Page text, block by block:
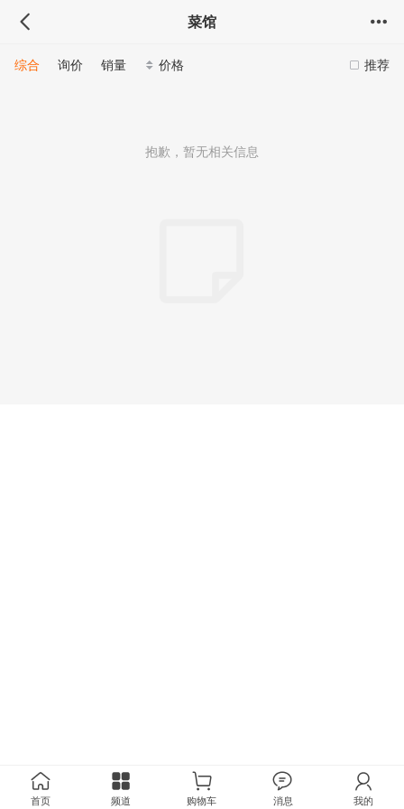
菜馆
推荐
综合 询价 销量 价格
抱歉，暂无相关信息
首页 频道 购物车 消息 我的